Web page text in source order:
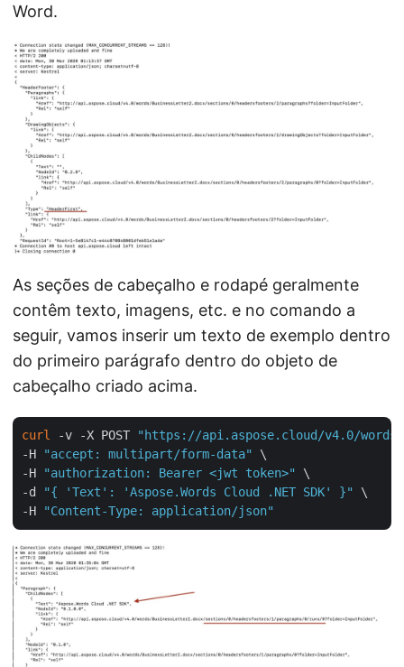
Word.
As seções de cabeçalho e rodapé geralmente
contêm texto, imagens, etc. e no comando a
seguir, vamos inserir um texto de exemplo dentro
do primeiro parágrafo dentro do objeto de
cabeçalho criado acima.
curl -v -X POST
"https://api.aspose.cloud/v4.0/words/
-H
"accept: multipart/form-data"
\
-H
"authorization: Bearer <jwt token>"
\
-d
"{ 'Text': 'Aspose.Words Cloud .NET SDK' }"
\
-H
"Content-Type: application/json"